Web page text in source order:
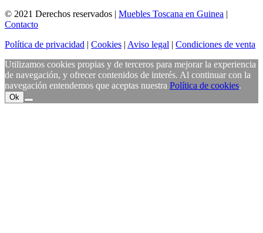
© 2021 Derechos reservados | Muebles Toscana en Guinea |
Contacto
Política de privacidad | Cookies | Aviso legal | Condiciones de venta
Utilizamos cookies propias y de terceros para mejorar la experiencia
de navegación, y ofrecer contenidos de interés. Al continuar con la
navegación entendemos que aceptas nuestra Política de cookies.
Ok